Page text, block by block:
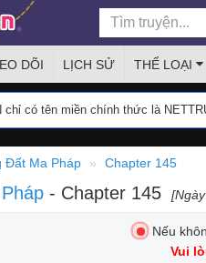
DÕI LỊCH SỬ THỂ LOẠI
chỉ có tên miền chính thức là
Đất Ma Pháp Chapter 145
- Chapter 145
Nếu
Vui